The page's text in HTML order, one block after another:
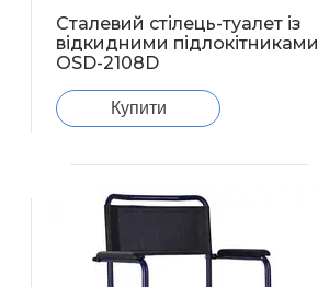
Сталевий стілець-туалет із
відкидними
OSD-2108D
Купити